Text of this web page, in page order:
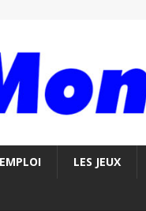
EMPLOI LES JEUX